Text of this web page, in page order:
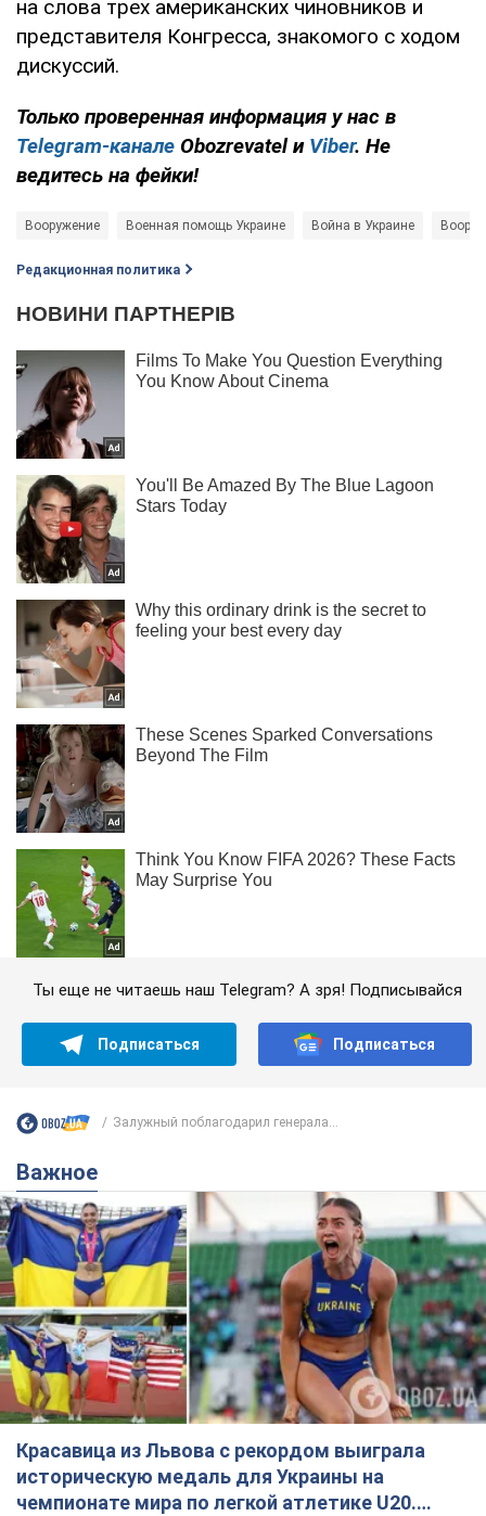
на слова трех американских чиновников и
представителя Конгресса, знакомого с ходом
дискуссий.
Только проверенная информация у нас в
Telegram-канале Obozrevatel и Viber. Не
ведитесь на фейки!
Вооружение Военная помощь Украине Война в Украине
Редакционная политика
Ты еще не читаешь наш Telegram? А зря! Подписывайся
Подписаться Подписаться
Залужный поблагодарил генерала...
Важное
Красавица из Львова с рекордом выиграла
историческую медаль для Украины на
чемпионате мира по легкой атлетике U20.